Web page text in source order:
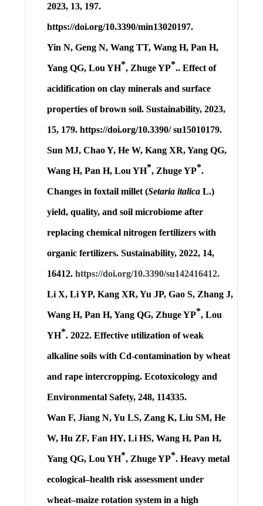
2023, 13, 197.
https://doi.org/10.3390/min13020197.
Yin N, Geng N, Wang TT, Wang H, Pan H,
Yang QG, Lou YH*, Zhuge YP*.. Effect of
acidification on clay minerals and surface
properties of brown soil. Sustainability, 2023,
15, 179. https://doi.org/10.3390/ su15010179.
Sun MJ, Chao Y, He W, Kang XR, Yang QG,
Wang H, Pan H, Lou YH*, Zhuge YP*.
Changes in foxtail millet (Setaria italicaL.)
yield, quality, and soil microbiome after
replacing chemical nitrogen fertilizers with
organic fertilizers. Sustainability, 2022, 14,
16412. https://doi.org/10.3390/su142416412.
Li X, Li YP, Kang XR, Yu JP, Gao S, Zhang J,
Wang H, Pan H, Yang QG, Zhuge YP*, Lou
YH*. 2022. Effective utilization of weak
alkaline soils with Cd-contamination by wheat
and rape intercropping. Ecotoxicology and
Environmental Safety, 248, 114335.
Wan F, Jiang N, Yu LS, Zang K, Liu SM, He
W, Hu ZF, Fan HY, Li HS, Wang H, Pan H,
Yang QG, Lou YH*, Zhuge YP*. Heavy metal
ecological–health risk assessment under
wheat–maize rotation system in a high